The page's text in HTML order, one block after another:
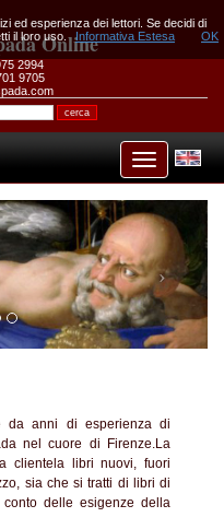
Online
2994
9705
da anni di esperienza di
nel cuore di Firenze.La
clientela libri nuovi, fuori
sia che si tratti di libri di
delle esigenze della
ed esperienza dei lettori. Se decidi di
il loro uso.
Informativa Estesa OK